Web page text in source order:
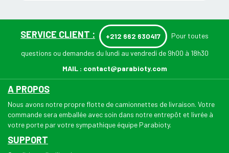
SERVICE CLIENT : +212 662 630417 Pour toutes
questions ou demandes du lundi au vendredi de 9h00 à 18h30
MAIL : contact@parabioty.com
A PROPOS
Nous avons notre propre flotte de camionnettes de livraison. Votre
commande sera emballée avec soin dans notre entrepôt et livrée à
votre porte par votre sympathique équipe Parabioty.
SUPPORT